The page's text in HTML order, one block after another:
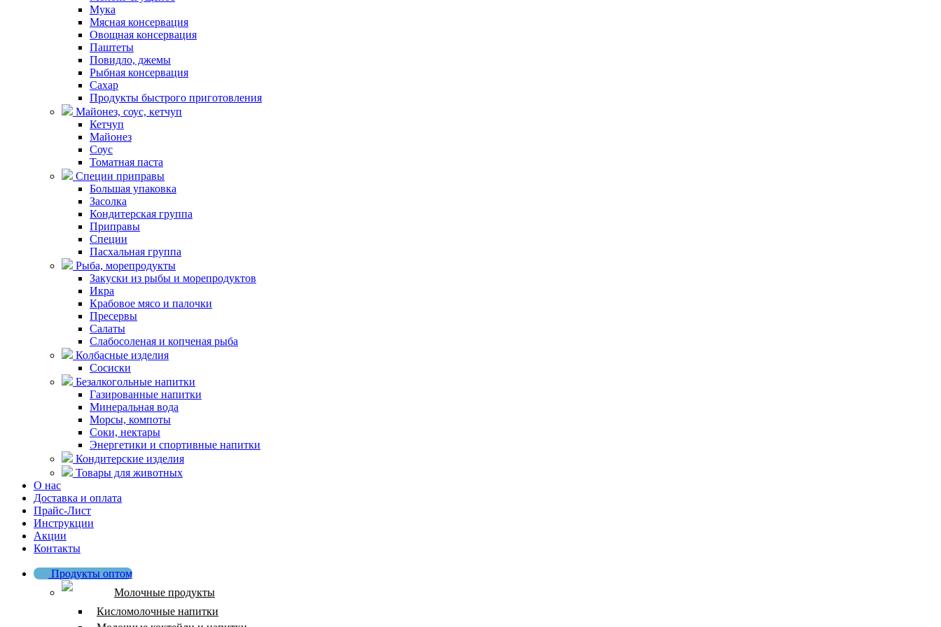
Мука
Мясная консервация
Овощная консервация
Паштеты
Повидло, джемы
Рыбная консервация
Сахар
Продукты быстрого приготовления
Майонез, соус, кетчуп
Кетчуп
Майонез
Соус
Томатная паста
Специи приправы
Большая упаковка
Засолка
Кондитерская группа
Приправы
Специи
Пасхальная группа
Рыба, морепродукты
Закуски из рыбы и морепродуктов
Икра
Крабовое мясо и палочки
Пресервы
Салаты
Слабосоленая и копченая рыба
Колбасные изделия
Сосиски
Безалкогольные напитки
Газированные напитки
Минеральная вода
Морсы, компоты
Соки, нектары
Энергетики и спортивные напитки
Кондитерские изделия
Товары для животных
О нас
Доставка и оплата
Прайс-Лист
Инструкции
Акции
Контакты
Продукты оптом
Молочные продукты
Кисломолочные напитки